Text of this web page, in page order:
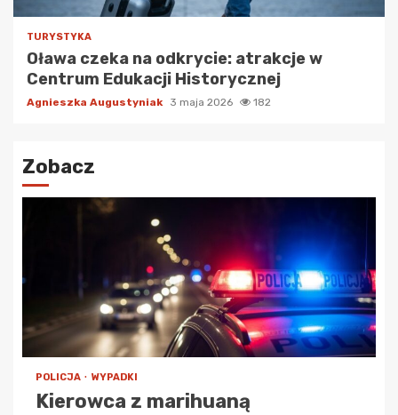
TURYSTYKA
Oława czeka na odkrycie: atrakcje w
Centrum Edukacji Historycznej
Agnieszka Augustyniak 3 maja 2026 182
Zobacz
POLICJA WYPADKI
Kierowca z marihuaną